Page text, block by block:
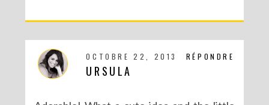
RÉPONDRE
OCTOBRE 22, 2013
URSULA